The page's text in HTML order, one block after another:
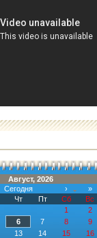
Август, 2026
Сегодня ›
»
Чт Пт Сб
Вс
1
2
6 7 8
9
13 14 15
16